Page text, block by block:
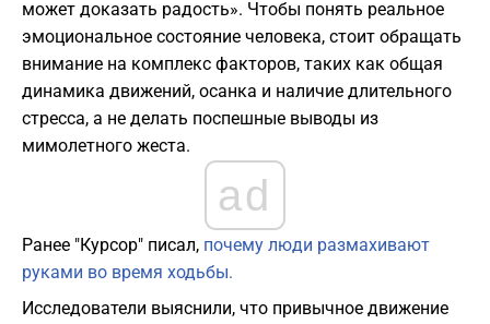
может доказать радость». Чтобы понять реальное
эмоциональное состояние человека, стоит обращать
внимание на комплекс факторов, таких как общая
динамика движений, осанка и наличие длительного
стресса, а не делать поспешные выводы из
мимолетного жеста.
ad
Ранее "Курсор" писал, почему люди размахивают
руками во время ходьбы.
Исследователи выяснили, что привычное движение